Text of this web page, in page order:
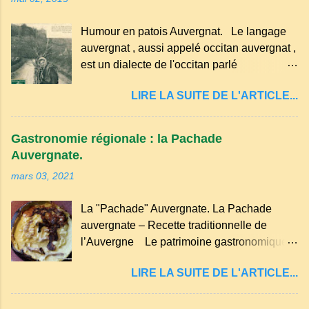
aperçoit, il remet le pain sur le bon coté,
mais il doit payer autant de bouteilles de vin
qu’il y a de couteaux ou de fourchettes
d’Ambert). Les quatre chemins. Quand
deux chemins se rencontrent et se coupent,
leur intersection forme un carrefour qui a
Humour en patois Auvergnat. Le langage
auvergnat , aussi appelé occitan auvergnat ,
est un dialecte de l'occitan parlé
certaines parties du Massif central . Il
appartient à la famille des langues romanes
et est classé parmi les dialectes du nord-
occitan . Bien que le nombre de locuteurs
traditionnelle et les contes. Il a aussi
influencé le français parlé en Auvergne.
Caractéristiques du langage auvergnat
évolué avec les influences régionales.
Prononciation : Il possède des sonorités
LIRE LA SUITE DE L'ARTICLE...
Gastronomie régionale : la Pachade
Auvergnate.
mars 03, 2021
La "Pachade" Auvergnate. La Pachade
auvergnate – Recette traditionnelle de
l’Auvergne Le patrimoine gastronomique
spécialités, voyons ici la recette de la "
Pachade " ou " Farinade " "Farinette" ou
LIRE LA SUITE DE L'ARTICLE...